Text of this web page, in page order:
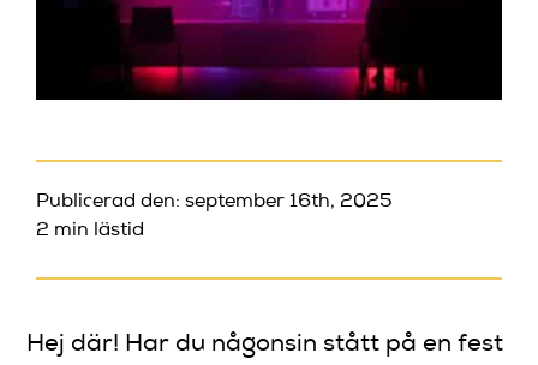
Publicerad den: september 16th, 2025
2 min lästid
Hej där! Har du någonsin stått på en fest